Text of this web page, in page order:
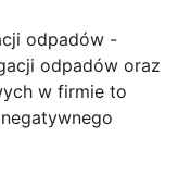
odpadów -
odpadów oraz
w firmie to